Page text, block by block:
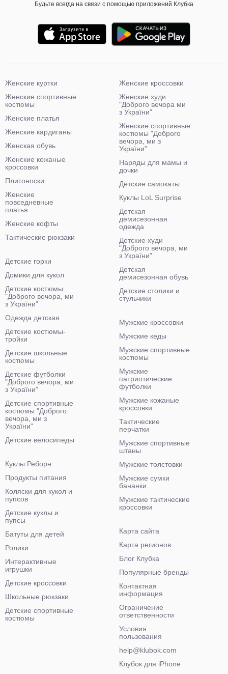
Будьте всегда на связи с помощью приложений Клубка
Женские куртки
Женские спортивные
костюмы
Женские платья
Женские кардиганы
Женская обувь
Женские кожаные
кроссовки
Плитоноски
Женские
повседневные
платья
Женские кофты
Тактические рюкзаки
Женские кроссовки
Женские худи
"Доброго вечора ми
з України"
Женские спортивные
костюмы "Доброго
вечора, ми з
України"
Наряды для мамы и
дочки
Детские самокаты
Куклы LoL Surprise
Детская
демисезонная
одежда
Детские худи
"Доброго вечора, ми
з України"
Детская
демисезонная обувь
Детские столики и
стульчики
Детские горки
Домики для кукол
Детские костюмы
"Доброго вечора, ми
з України"
Одежда детская
Детские костюмы-
тройки
Детские школьные
костюмы
Детские футболки
"Доброго вечора, ми
з України"
Детские спортивные
костюмы "Доброго
вечора, ми з
України"
Детские велосипеды
Мужские кроссовки
Мужские кеды
Мужские спортивные
костюмы
Мужские
патриотические
футболки
Мужские кожаные
кроссовки
Тактические
перчатки
Мужские спортивные
штаны
Мужские толстовки
Мужские сумки
бананки
Мужские тактические
кроссовки
Куклы Реборн
Продукты питания
Коляски для кукол и
пупсов
Детские куклы и
пупсы
Батуты для детей
Ролики
Интерактивные
игрушки
Детские кроссовки
Школьные рюкзаки
Детские спортивные
костюмы
Карта сайта
Карта регионов
Блог Клубка
Популярные бренды
Контактная
информация
Ограничение
ответственности
Условия
пользования
help@klubok.com
Клубок для iPhone